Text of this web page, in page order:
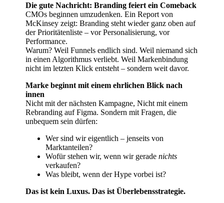
Die gute Nachricht: Branding feiert ein Comeback
CMOs beginnen umzudenken. Ein Report von
McKinsey zeigt: Branding steht wieder ganz oben auf
der Prioritätenliste – vor Personalisierung, vor
Performance.
Warum? Weil Funnels endlich sind. Weil niemand sich
in einen Algorithmus verliebt. Weil Markenbindung
nicht im letzten Klick entsteht – sondern weit davor.
Marke beginnt mit einem ehrlichen Blick nach
innen
Nicht mit der nächsten Kampagne, Nicht mit einem
Rebranding auf Figma. Sondern mit Fragen, die
unbequem sein dürfen:
Wer sind wir eigentlich – jenseits von
Marktanteilen?
Wofür stehen wir, wenn wir geradenichts
verkaufen?
Was bleibt, wenn der Hype vorbei ist?
Das ist kein Luxus. Das ist Überlebensstrategie.